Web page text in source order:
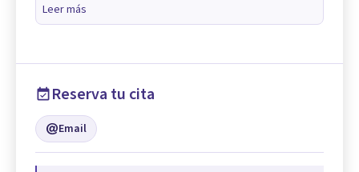
Leer más
Reserva tu cita
Email